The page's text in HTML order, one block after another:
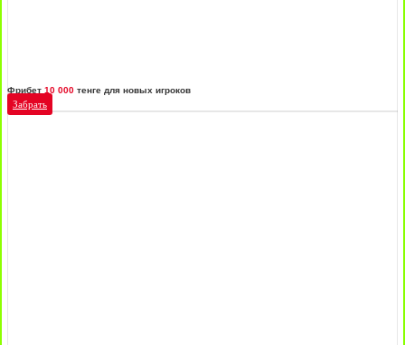
Фрибет 10 000 тенге для новых игроков
Забрать